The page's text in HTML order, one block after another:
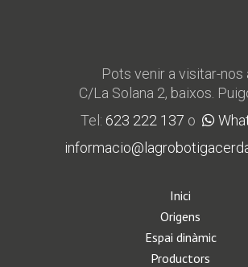
Pots venir a visitar-nos
C/La Solana 2, baixos.
Tel: 623 222 137 o
Inici
Origens
Espai dinàmic
Productors